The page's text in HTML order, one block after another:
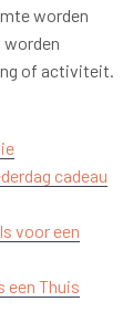
worden
worden
of activiteit.
cadeau
voor een
een Thuis